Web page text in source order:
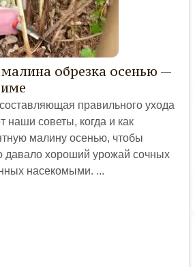
обрезка осенью —
правильного ухода
наши советы, когда и как
малину осенью, чтобы
давало хороший урожай сочных
насекомыми. ...